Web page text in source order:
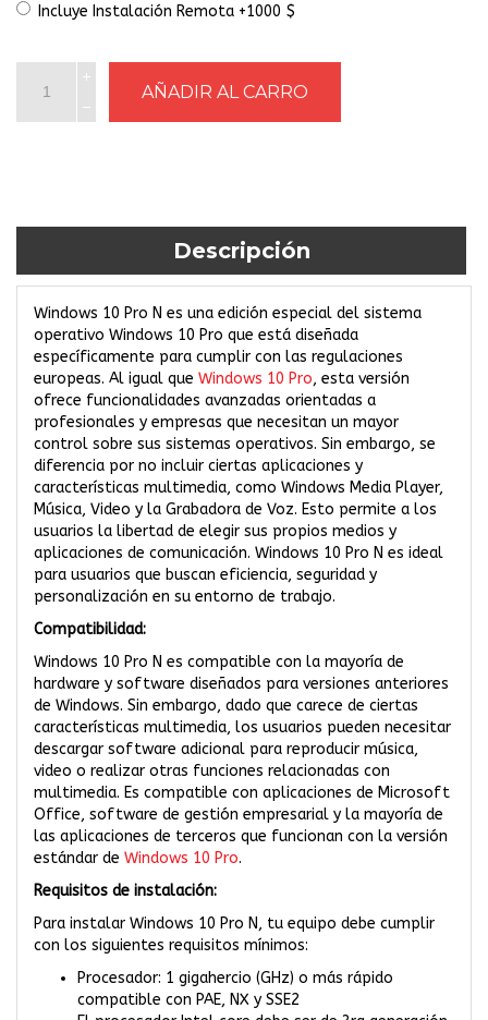
Incluye Instalación Remota +1000 $
Descripción
Windows 10 Pro N es una edición especial del sistema
operativo Windows 10 Pro que está diseñada
específicamente para cumplir con las regulaciones
europeas. Al igual que Windows 10 Pro, esta versión
ofrece funcionalidades avanzadas orientadas a
profesionales y empresas que necesitan un mayor
control sobre sus sistemas operativos. Sin embargo, se
diferencia por no incluir ciertas aplicaciones y
características multimedia, como Windows Media Player,
Música, Video y la Grabadora de Voz. Esto permite a los
usuarios la libertad de elegir sus propios medios y
aplicaciones de comunicación. Windows 10 Pro N es ideal
para usuarios que buscan eficiencia, seguridad y
personalización en su entorno de trabajo.
Compatibilidad:
Windows 10 Pro N es compatible con la mayoría de
hardware y software diseñados para versiones anteriores
de Windows. Sin embargo, dado que carece de ciertas
características multimedia, los usuarios pueden necesitar
descargar software adicional para reproducir música,
video o realizar otras funciones relacionadas con
multimedia. Es compatible con aplicaciones de Microsoft
Office, software de gestión empresarial y la mayoría de
las aplicaciones de terceros que funcionan con la versión
estándar de Windows 10 Pro.
Requisitos de instalación:
Para instalar Windows 10 Pro N, tu equipo debe cumplir
con los siguientes requisitos mínimos:
Procesador: 1 gigahercio (GHz) o más rápido
compatible con PAE, NX y SSE2